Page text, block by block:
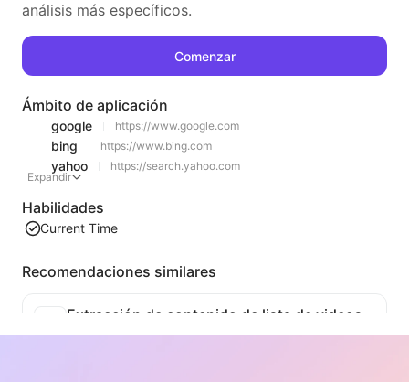
análisis más específicos.
Comenzar
Ámbito de aplicación
google https://www.google.com
bing https://www.bing.com
yahoo
https://search.yahoo.com
Expandir
Habilidades
Current Time
Recomendaciones similares
Extracción de contenido de lista de videos